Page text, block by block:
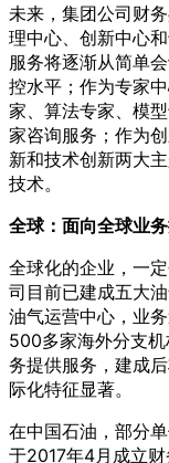
未来，集团公司财
理中心、创新中心
服务将逐渐从简单
控水平；作为专家
家、算法专家、模
家咨询服务；作为
新和技术创新两大
技术。
全球：面向全球业
全球化的企业，一
司目前已建成五大
油气运营中心，业
500多家海外分支
务提供服务，建成
际化特征显著。
在中国石油，部分
于2017年4月成立